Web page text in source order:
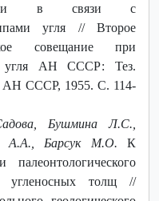
в связи с
угля // Второе
совещание при
угля АН СССР: Тез.
АН СССР, 1955. С. 114-
Бушмина Л.С.,
А.А., Барсук М.О. К
угленосных толщ //